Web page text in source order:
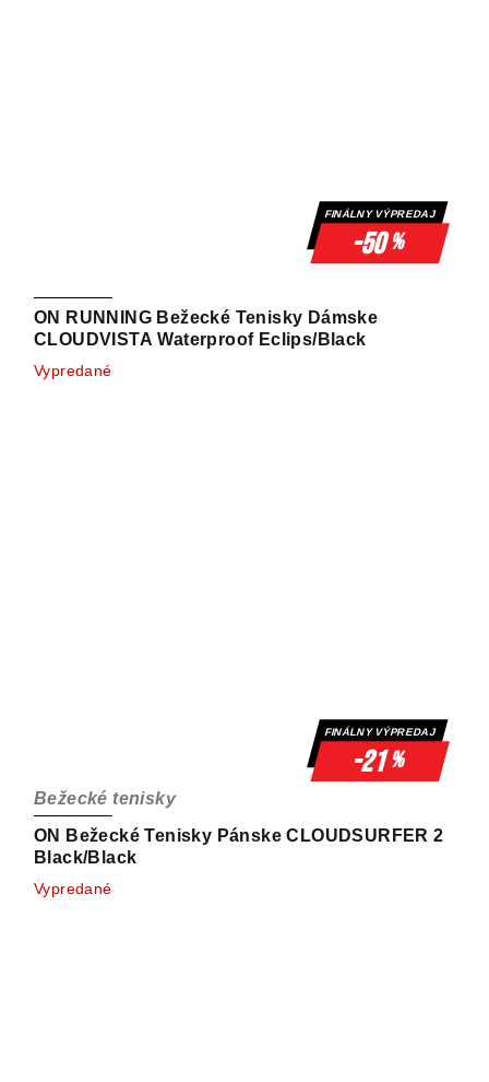
FINÁLNY VÝPREDAJ
-50%
ON RUNNING Bežecké Tenisky Dámske
CLOUDVISTA Waterproof Eclips/Black
Vypredané
FINÁLNY VÝPREDAJ
-21%
ON Bežecké Tenisky Pánske CLOUDSURFER 2
Black/Black
Bežecké tenisky
Vypredané